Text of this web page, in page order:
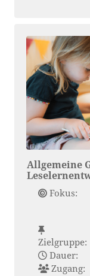
Allgemeine
Fokus:
Zielgruppe:
Dauer:
Zugang: